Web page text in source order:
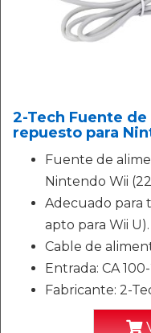
2-Tech Fuente
repuesto para
Fuente de
Nintendo Wii
Adecuado para
apto para Wii U).
Cable de
Entrada: CA 100-
Fabricante: 2-